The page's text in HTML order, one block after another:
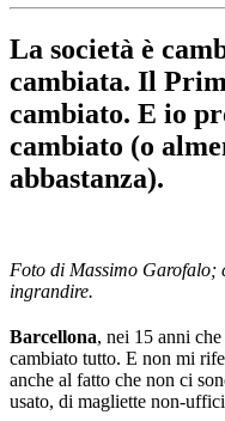
La società è
cambiata. Il
cambiato. E io
cambiato (o
abbastanza).
Foto di Massimo Garofalo;
ingrandire.
Barcellona, nei 15 anni
cambiato tutto. E non mi
anche al fatto che non ci
usato, di magliette non-